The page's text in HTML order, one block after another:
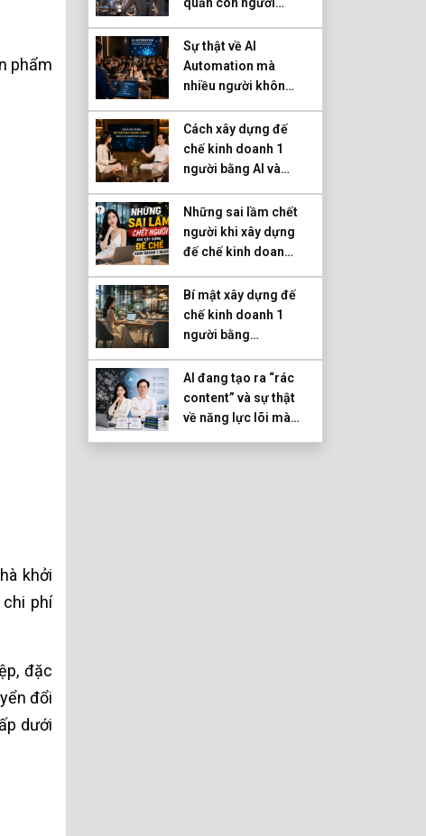
phẩm
khởi
chi phí
đặc
đổi
dưới
quản con người
Sự thật về AI
Automation mà
nhiều người không
Cách xây dựng đế
chế kinh doanh 1
người bằng AI và
Những sai lầm chết
người khi xây dựng
đế chế kinh doanh
Bí mật xây dựng đế
chế kinh doanh 1
người bằng
AI đang tạo ra “rác
content” và sự thật
về năng lực lõi mà